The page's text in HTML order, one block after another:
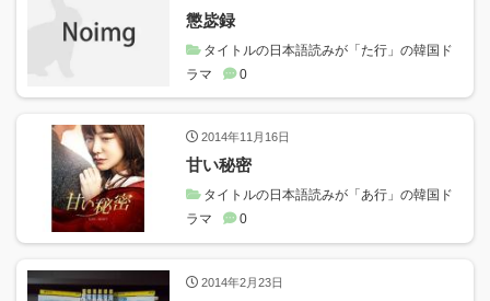
懲毖録
タイトルの日本語読みが「た行」の韓国ド
ラマ
0
2014年11月16日
甘い秘密
タイトルの日本語読みが「あ行」の韓国ド
ラマ
0
2014年2月23日